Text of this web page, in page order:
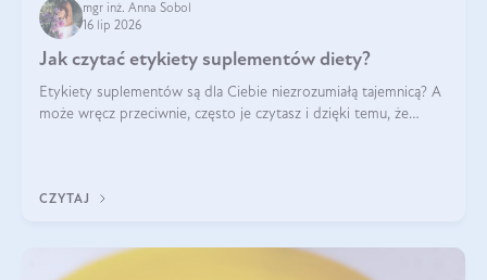
mgr inż. Anna Sobol
16 lip 2026
Jak czytać etykiety suplementów diety?
Etykiety suplementów są dla Ciebie niezrozumiałą tajemnicą? A
może wręcz przeciwnie, często je czytasz i dzięki temu, że
CZYTAJ